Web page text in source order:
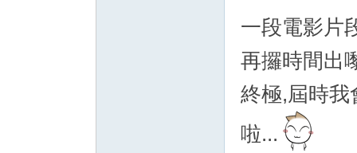
一段電影片
再攞時間出
終極,屆時我
啦...